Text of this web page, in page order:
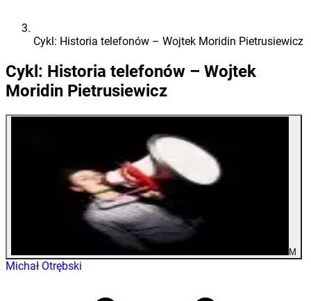
Cykl: Historia telefonów – Wojtek Moridin Pietrusiewicz
Cykl: Historia telefonów – Wojtek
Moridin Pietrusiewicz
M
Michał Otrębski